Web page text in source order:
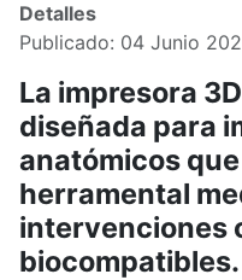
Detalles
Publicado: 04 Junio
La impresora
diseñada para
anatómicos
herramental
intervenciones
biocompatibles.